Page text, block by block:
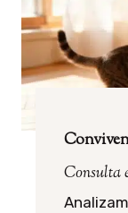
Consulta